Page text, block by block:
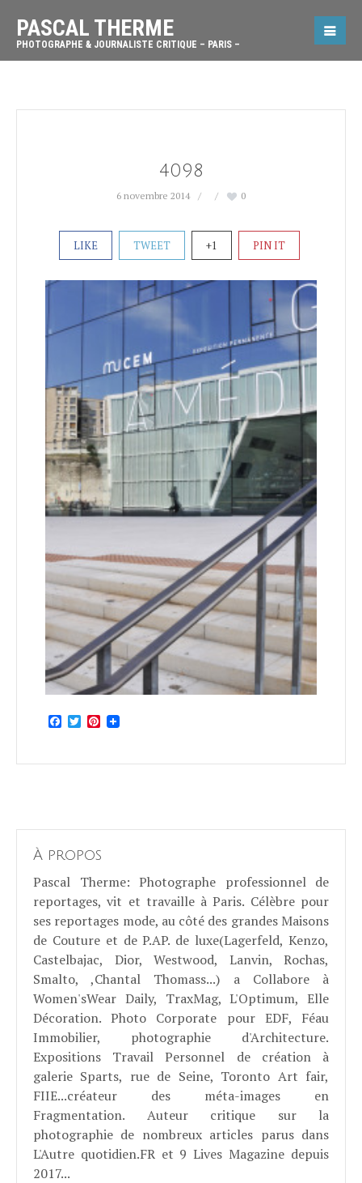
PASCAL THERME
PHOTOGRAPHE & JOURNALISTE CRITIQUE – PARIS –
4098
6 novembre 2014 0
LIKE TWEET +1 PIN IT
Facebook
TwitterPinterest
À propos
Pascal Therme: Photographe professionnel de
reportages, vit et travaille à Paris. Célèbre pour
ses reportages mode, au côté des grandes Maisons
de Couture et de P.AP. de luxe(Lagerfeld, Kenzo,
Castelbajac, Dior, Westwood, Lanvin, Rochas,
Smalto, ,Chantal Thomass...) a Collabore à
Women'sWear Daily, TraxMag, L'Optimum, Elle
Décoration. Photo Corporate pour EDF, Féau
Immobilier, photographie d'Architecture.
Expositions Travail Personnel de création à
galerie Sparts, rue de Seine, Toronto Art fair,
FIIE...créateur des méta-images en
Fragmentation. Auteur critique sur la
photographie de nombreux articles parus dans
L'Autre quotidien.FR et 9 Lives Magazine depuis
2017...